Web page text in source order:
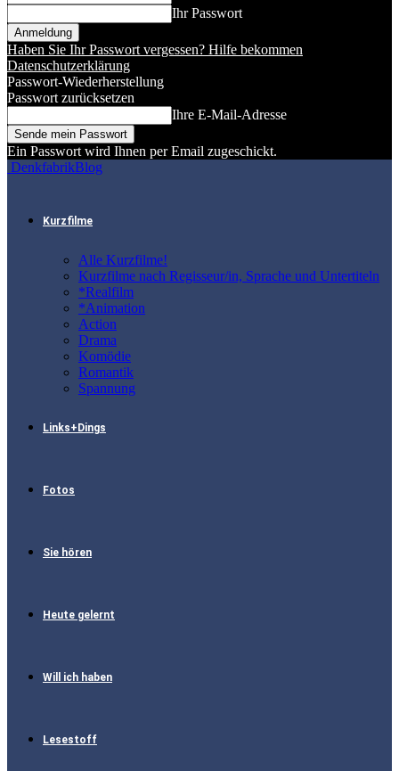
Ihr Passwort
Haben Sie Ihr Passwort vergessen? Hilfe bekommen
Datenschutzerklärung
Passwort-Wiederherstellung
Passwort zurücksetzen
Ihre E-Mail-Adresse
Ein Passwort wird Ihnen per Email zugeschickt.
DenkfabrikBlog
Kurzfilme
Alle Kurzfilme!
Kurzfilme nach Regisseur/in, Sprache und Untertiteln
*Realfilm
*Animation
Action
Drama
Komödie
Romantik
Spannung
Links+Dings
Fotos
Sie hören
Heute gelernt
Will ich haben
Lesestoff